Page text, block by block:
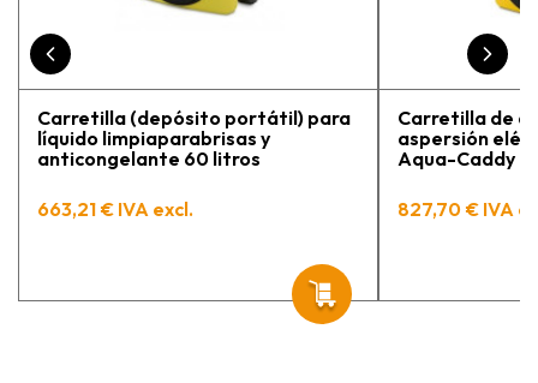
Carretilla (depósito portátil) para
líquido limpiaparabrisas y
anticongelante 60 litros
663,21 € IVA excl.
Carretilla de
aspersión
Aqua-Caddy
827,70 € IVA